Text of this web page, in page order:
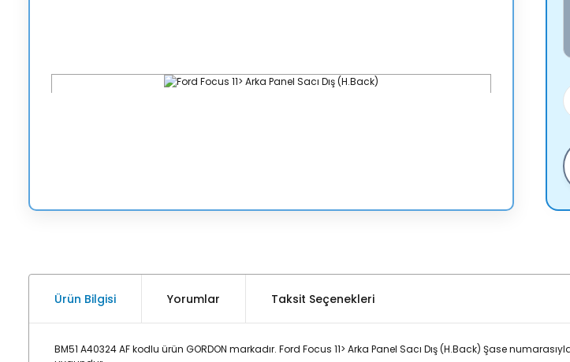
Ürün Bilgisi Yorumlar Taksit Seçenekleri
BM51 A40324 AF kodlu ürün GORDON markadır. Ford Focus 11> Arka Panel Sacı Dış (H.Back) Şase